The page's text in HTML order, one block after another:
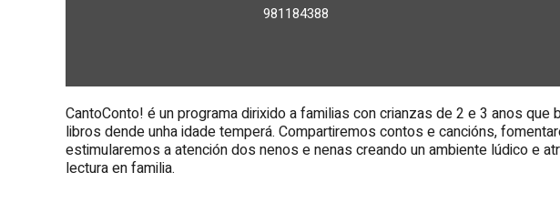
981184388
CantoConto! é un programa dirixido a familias con crianzas de 2 e 3 anos
libros dende unha idade temperá. Compartiremos contos e cancións,
estimularemos a atención dos nenos e nenas creando un ambiente lúdico e
lectura en familia.